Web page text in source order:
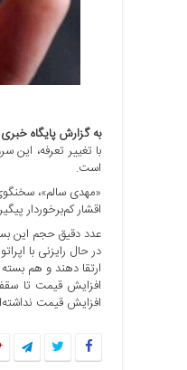
به گزارش پایگاه
با تغییر تعرفه،
است.
«مهدی سالم»،
اقشار کم‌برخوردار
عدد دقیق حجم این
در حال رایزنی با
ارتقا دهند و هم بسته
افزایش قیمت تا
افزایش قیمت